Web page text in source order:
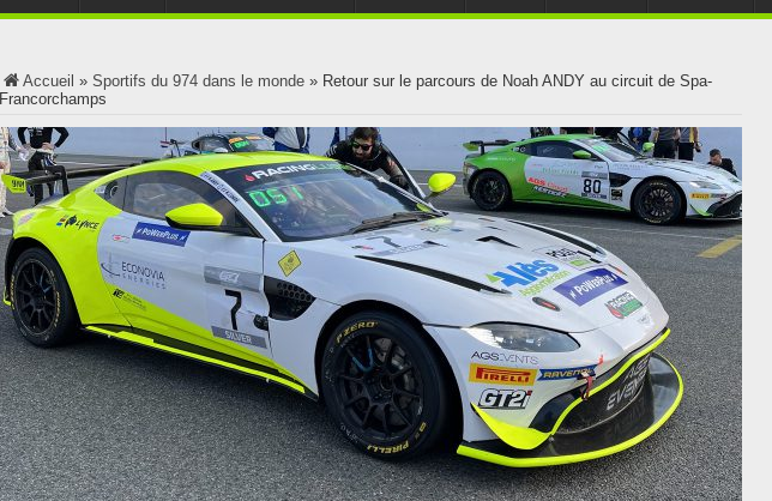
Accueil » Sportifs du 974 dans le monde » Retour sur le parcours de Noah ANDY au circuit de Spa-
Francorchamps